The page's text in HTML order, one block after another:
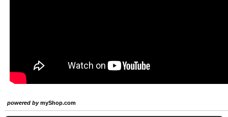
powered bymyShop.com